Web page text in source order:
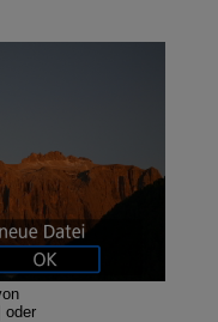
oder